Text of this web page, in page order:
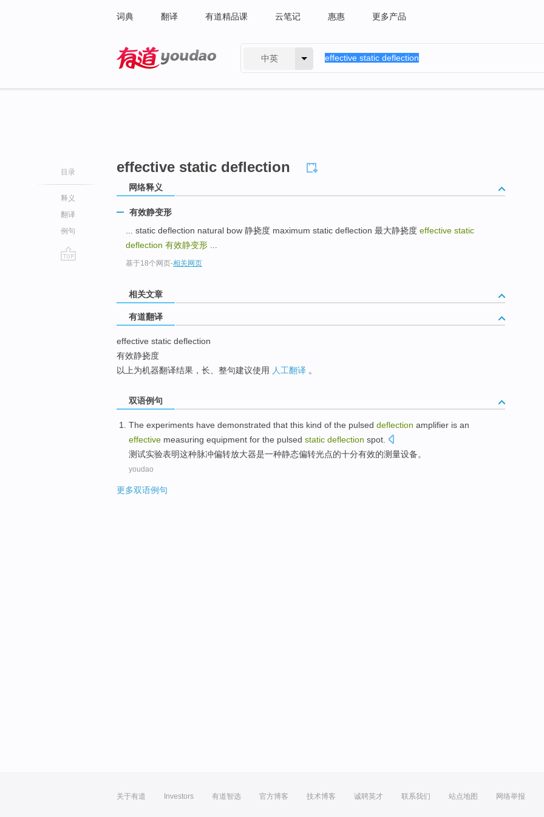
词典 翻译 有道精品课 云笔记 惠惠 更多产品
中英
目录
释义
翻译
例句
effective static deflection
网络释义
有效静变形
... static deflection natural bow 静挠度 maximum static deflection 最大静挠度 effective static
deflection 有效静变形
基于18个网页-相关网页
相关文章
有道翻译
effective static deflection
有效静挠度
以上为机器翻译结果，长、整句建议使用 人工翻译 。
双语例句
The experiments have demonstrated that this kind of the pulsed deflection amplifier is an
effective measuring equipment for the pulsed static deflection spot
测试实验表明这种脉冲偏转放大器是一种静态偏转光点的十分有效的测量设备。
youdao
更多双语例句
关于有道 Investors 有道智选 官方博客 技术博客 诚聘英才 联系我们 站点地图 网络举报